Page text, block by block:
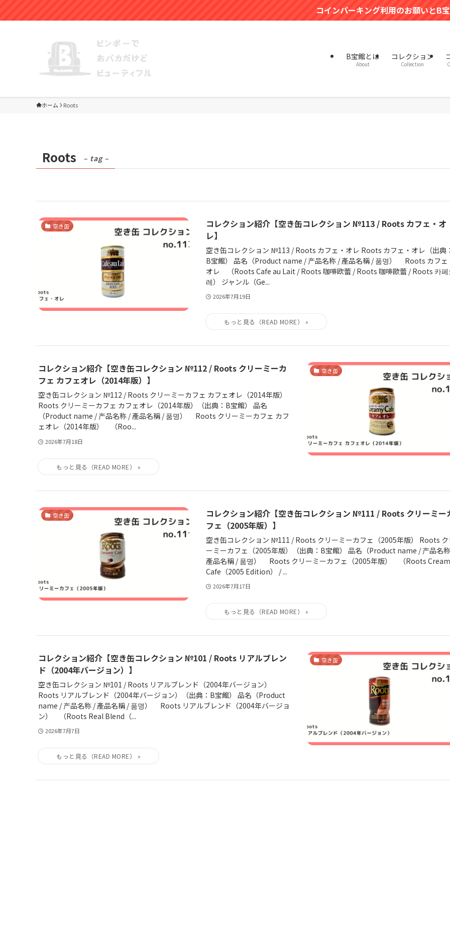
コインパーキング利用のお願いとB宝館駐車場有料化（
B宝館とは
About
コレクション
Collection
ホーム Roots
Roots – tag –
空き缶
コレクション紹介【空き缶コレクション №113 / Roots カフェ・オ
レ】
空き缶コレクション №113 / Roots カフェ・オレ Roots カフェ・オレ（出典：
B宝館） 品名（Product name / 产品名称 / 產品名稱 / 품명） Roots カフェ
オレ （Roots Cafe au Lait / Roots 咖啡欧蕾 / Roots 咖啡歐蕾 / Roots 카페
레） ジャンル（Ge...
2026年7月19日
空き缶
コレクション紹介【空き缶コレクション №112 / Roots クリーミーカ
フェ カフェオレ（2014年版）】
空き缶コレクション №112 / Roots クリーミーカフェ カフェオレ（2014年版）
Roots クリーミーカフェ カフェオレ（2014年版）（出典：B宝館） 品名
（Product name / 产品名称 / 產品名稱 / 품명） Roots クリーミーカフェ カフ
ェオレ（2014年版） （Roo...
2026年7月18日
空き缶
コレクション紹介【空き缶コレクション №111 / Roots クリーミー
フェ（2005年版）】
空き缶コレクション №111 / Roots クリーミーカフェ（2005年版） Roots ク
ーミーカフェ（2005年版）（出典：B宝館） 品名（Product name / 产品名
產品名稱 / 품명） Roots クリーミーカフェ（2005年版） （Roots
Cafe（2005 Edition） / ...
2026年7月17日
空き缶
コレクション紹介【空き缶コレクション №101 / Roots リアルブレン
ド（2004年バージョン）】
空き缶コレクション №101 / Roots リアルブレンド（2004年バージョン）
Roots リアルブレンド（2004年バージョン）（出典：B宝館） 品名（Product
name / 产品名称 / 產品名稱 / 품명） Roots リアルブレンド（2004年バージョ
ン） （Roots Real Blend（...
2026年7月7日